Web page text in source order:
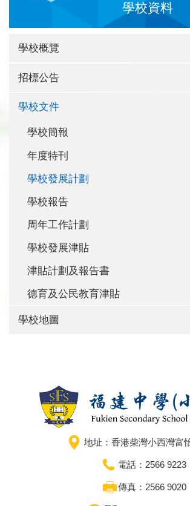
學校資料
學校概覽
招標公告
學校文件
學校簡報
年度特刊
學校發展計劃
學校報告
周年工作計劃
學校發展津貼
津貼計劃及報告書
德育及公民教育津貼
學校地圖
地址：香港柴灣小西灣富
電話：2566 9223
傳真：2566 9020